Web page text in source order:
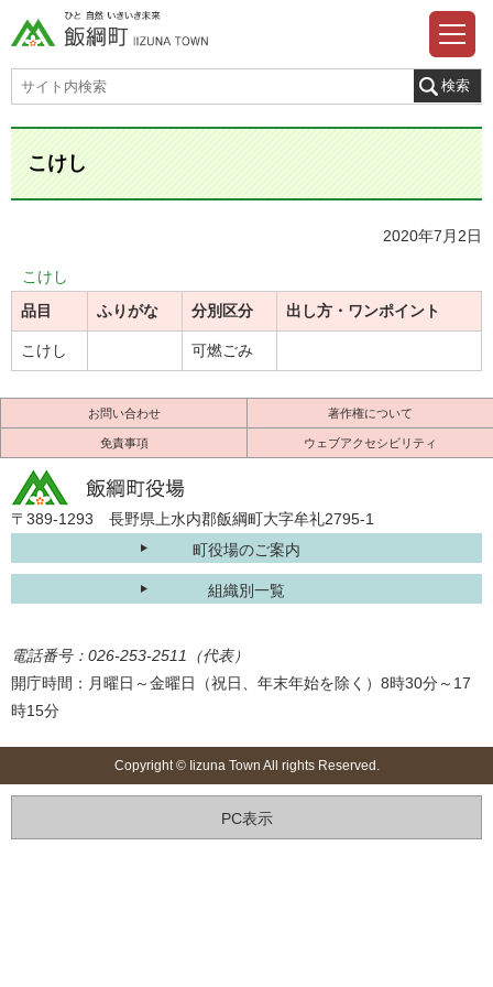
こけし
2020年7月2日
こけし
品目
ふりがな 分別区分 出し方・ワンポイント
こけし 可燃ごみ
お問い合わせ 著作権について
免責事項 ウェブアクセシビリティ
〒389-1293 長野県上水内郡飯綱町大字牟礼2795-1
町役場のご案内
組織別一覧
電話番号：026-253-2511（代表）
開庁時間：月曜日～金曜日（祝日、年末年始を除く）8時30分～17
時15分
Copyright © Iizuna Town All rights Reserved.
PC表示